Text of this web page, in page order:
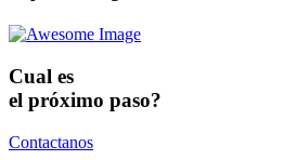
Cual es
el próximo paso?
Contactanos